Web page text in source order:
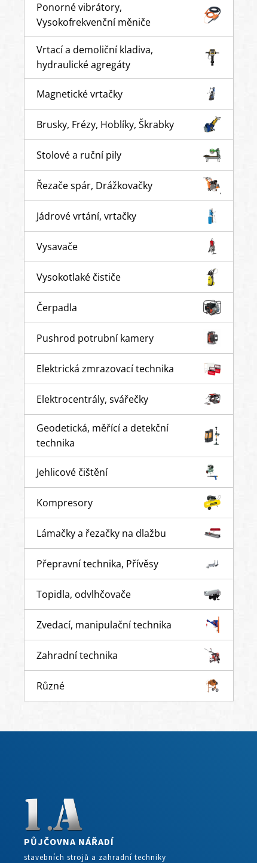
Ponorné vibrátory,
Vysokofrekvenční měniče
Vrtací a demoliční kladiva,
hydraulické agregáty
Magnetické vrtačky
Brusky, Frézy, Hoblíky, Škrabky
Stolové a ruční pily
Řezače spár, Drážkovačky
Jádrové vrtání, vrtačky
Vysavače
Vysokotlaké čističe
Čerpadla
Pushrod potrubní kamery
Elektrická zmrazovací technika
Elektrocentrály, svářečky
Geodetická, měřící a detekční
technika
Jehlicové čištění
Kompresory
Lámačky a řezačky na dlažbu
Přepravní technika, Přívěsy
Topidla, odvlhčovače
Zvedací, manipulační technika
Zahradní technika
Různé
PŮJČOVNA NÁŘADÍ
stavebních strojů a zahradní techniky